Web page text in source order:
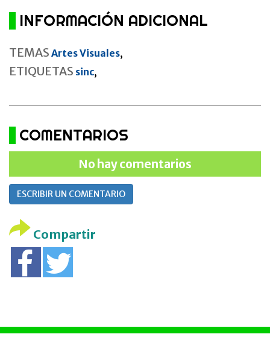
INFORMACIÓN ADICIONAL
TEMAS Artes Visuales,
ETIQUETAS sinc,
COMENTARIOS
No hay comentarios
ESCRIBIR UN COMENTARIO
Compartir